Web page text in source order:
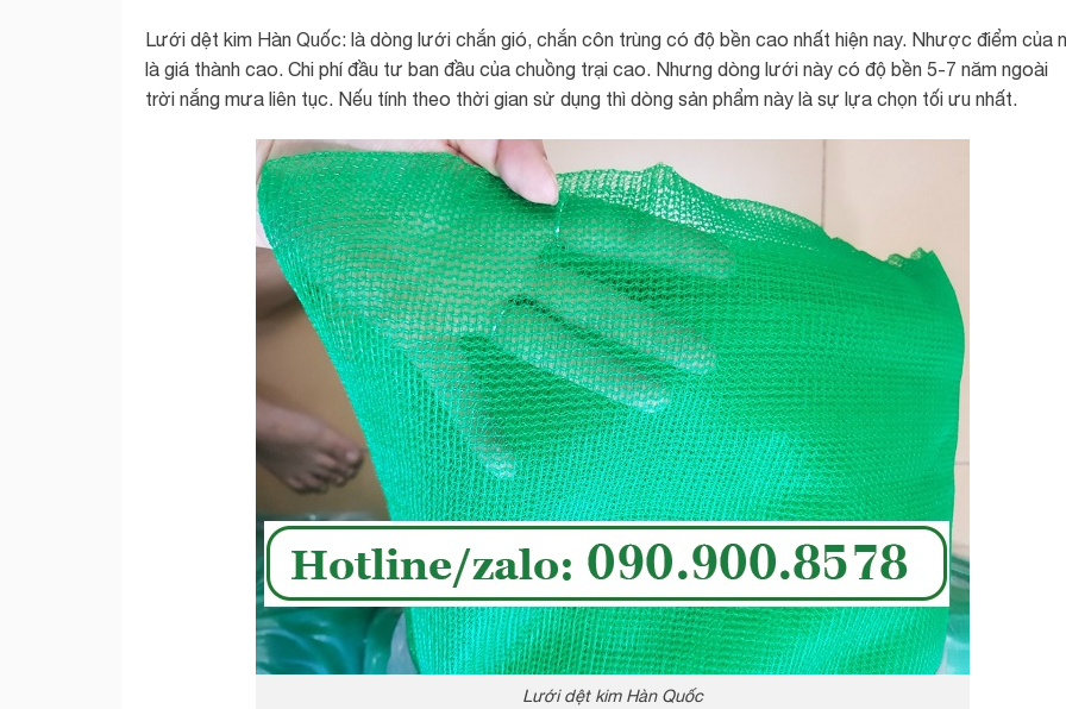
Lưới dệt kim Hàn Quốc: là dòng lưới chắn gió, chắn côn trùng có độ bền cao nhất hiện nay. Nhược điểm của
là giá thành cao. Chi phí đầu tư ban đầu của chuồng trại cao. Nhưng dòng lưới này có độ bền 5-7 năm ngoài
trời nắng mưa liên tục. Nếu tính theo thời gian sử dụng thì dòng sản phẩm này là sự lựa chọn tối ưu nhất.
Lưới dệt kim Hàn Quốc